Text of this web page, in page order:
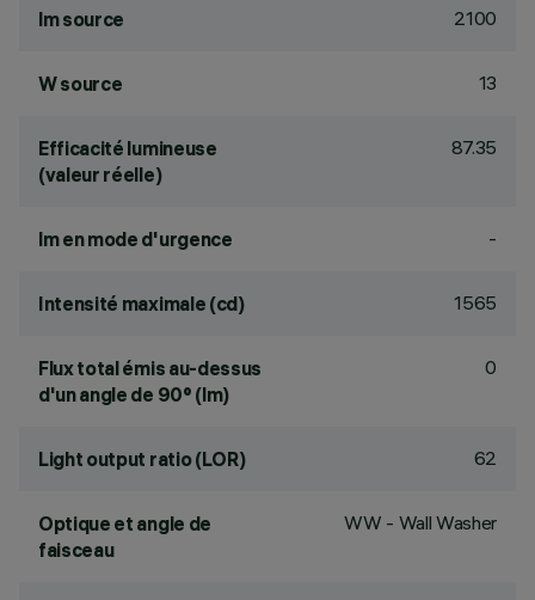
lm source 2100
W source 13
Efficacité lumineuse
(valeur réelle)
87.35
lm en mode d'urgence -
Intensité maximale (cd) 1565
Flux total émis au-dessus
d'un angle de 90° (lm)
0
Light output ratio (LOR) 62
Optique et angle de
faisceau
WW - Wall Washer